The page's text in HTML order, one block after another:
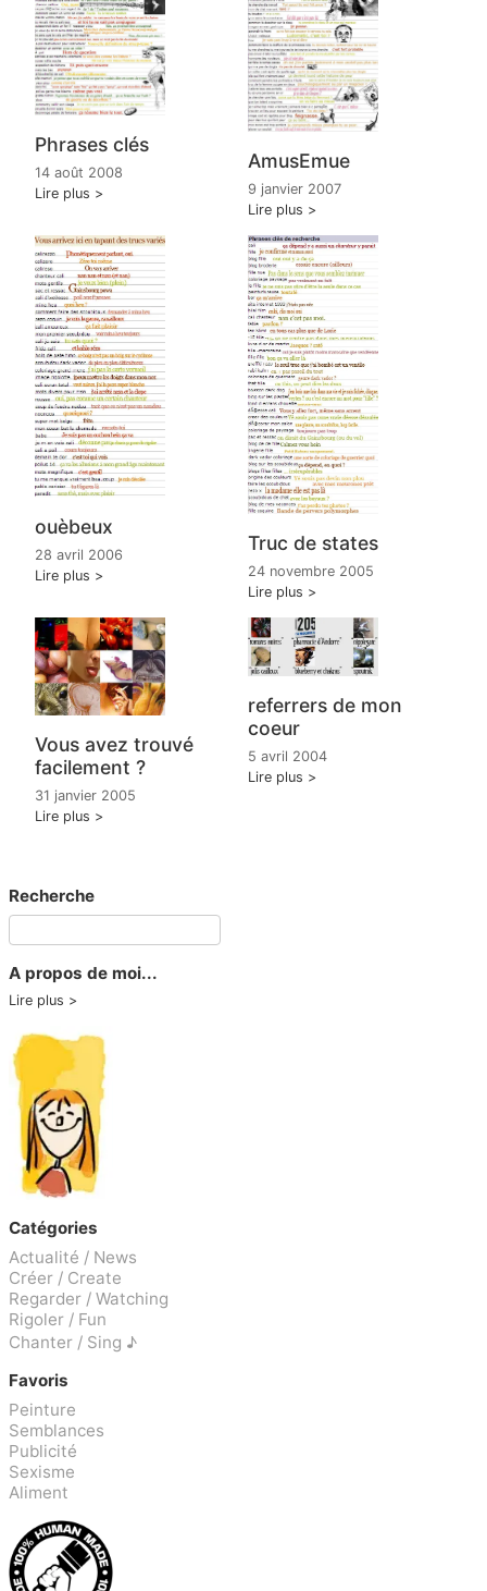
Phrases clés
14 août 2008
Lire plus
AmusEmue
9 janvier 2007
Lire plus
ouèbeux
28 avril 2006
Lire plus
Truc de states
24 novembre 2005
Lire plus
Vous avez trouvé
facilement ?
31 janvier 2005
Lire plus
referrers de mon
coeur
5 avril 2004
Lire plus
Recherche
A propos de moi...
Lire plus
Catégories
Actualité / News
Créer / Create
Regarder / Watching
Rigoler / Fun
Chanter / Sing ♪
Favoris
Peinture
Semblances
Publicité
Sexisme
Aliment